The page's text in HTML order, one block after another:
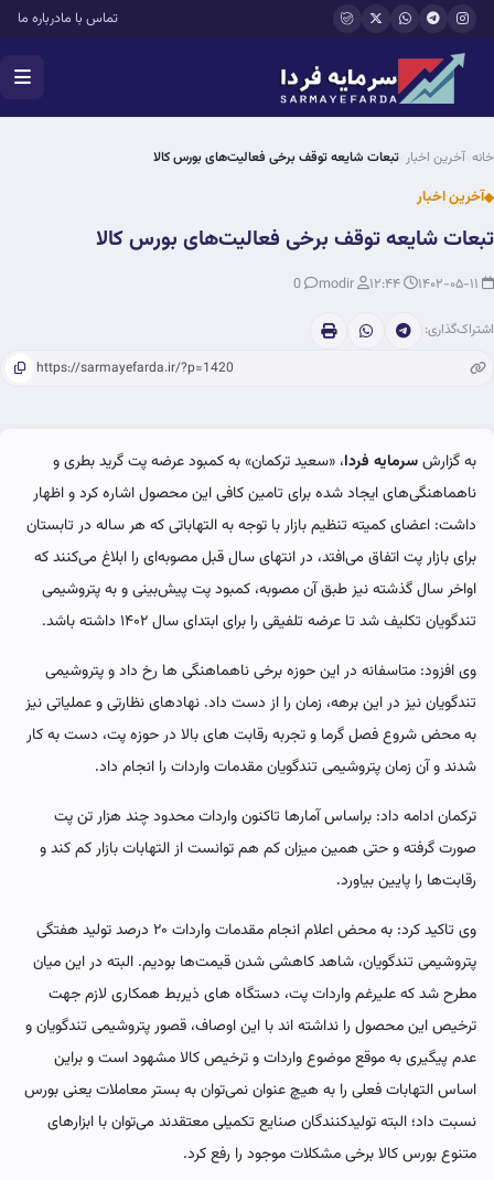
رفتن به محتوای اصلی تماس با مادرباره ما
خانه آخرین اخبار تبعات شایعه توقف برخی فعالیت‌های بورس کالا
آخرین اخبار
تبعات شایعه توقف برخی فعالیت‌های بورس کالا
اشتراک‌گذاری:
به گزارشسرمایه فردا، «سعید ترکمان» به کمبود عرضه پت گرید بطری و
ناهماهنگی‌های ایجاد شده برای تامین کافی این محصول اشاره کرد و اظهار
داشت: اعضای کمیته تنظیم بازار با توجه به التهاباتی که هر ساله در تابستان
برای بازار پت اتفاق می‌افتد، در انتهای سال قبل مصوبه‌ای را ابلاغ می‌کنند که
اواخر سال گذشته نیز طبق آن مصوبه، کمبود پت پیش‌بینی و به پتروشیمی
تندگویان تکلیف شد تا عرضه تلفیقی را برای ابتدای سال ۱۴۰۲ داشته باشد.
وی افزود: متاسفانه در این حوزه برخی ناهماهنگی ها رخ داد و پتروشیمی
تندگویان نیز در این برهه، زمان را از دست داد. نهادهای نظارتی و عملیاتی نیز
به محض شروع فصل گرما و تجربه رقابت های بالا در حوزه پت، دست به کار
شدند و آن زمان پتروشیمی تندگویان مقدمات واردات را انجام داد.
ترکمان ادامه داد: براساس آمارها تاکنون واردات محدود چند هزار تن پت
صورت گرفته و حتی همین میزان کم هم توانست از التهابات بازار کم کند و
رقابت‌ها را پایین بیاورد.
وی تاکید کرد: به محض اعلام انجام مقدمات واردات ۲۰ درصد تولید هفتگی
پتروشیمی تندگویان، شاهد کاهشی شدن قیمت‌ها بودیم. البته در این میان
مطرح شد که علیرغم واردات پت، دستگاه های ذیربط همکاری لازم جهت
ترخیص این محصول را نداشته اند با این اوصاف، قصور پتروشیمی تندگویان و
عدم پیگیری به موقع موضوع واردات و ترخیص کالا مشهود است و براین
اساس التهابات فعلی را به هیچ عنوان نمی‌توان به بستر معاملات یعنی بورس
نسبت داد؛ البته تولیدکنندگان صنایع تکمیلی معتقدند می‌توان با ابزارهای
متنوع بورس کالا برخی مشکلات موجود را رفع کرد.